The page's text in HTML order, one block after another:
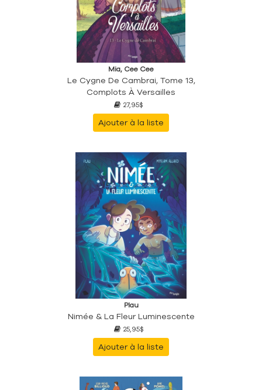
Mia, Cee Cee
Le Cygne De Cambrai, Tome 13,
Complots À Versailles
27,95$
Ajouter à la liste
Plau
Nimée & La Fleur Luminescente
25,95$
Ajouter à la liste